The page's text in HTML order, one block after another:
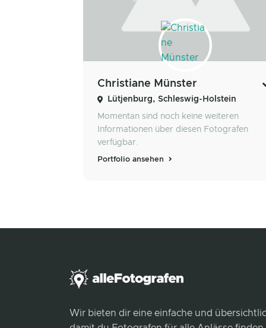
Christiane Münster
Lütjenburg, Schleswig-Holstein
Momentan sind noch keine weiteren
Informationen über diesen Fotografen
verfügbar.
Portfolio ansehen
Wir bieten dir eine einfache und